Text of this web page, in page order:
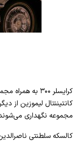
کرایسلر ۳۰۰
کانتیننتال لیموزین از
مجموعه نگهداری
کالسکه سلطنتی